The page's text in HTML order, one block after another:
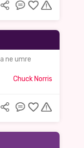
ne umre
Chuck Norris